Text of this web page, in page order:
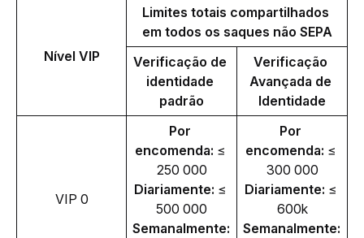
Nível VIP
Limites totais compartilhados
em todos os saques não SEPA
Verificação de
identidade
padrão
Verificação
Avançada de
Identidade
VIP 0
Por
encomenda: ≤
250 000
Diariamente: ≤
500 000
Por
encomenda: ≤
300 000
Diariamente: ≤
600k